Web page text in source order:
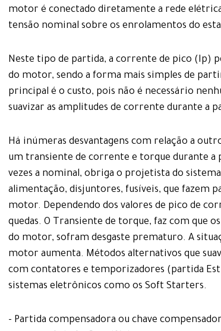
motor é conectado diretamente a rede
tensão nominal sobre os enrolamentos do
Neste tipo de partida, a corrente de pico (Ip)
do motor, sendo a forma mais simples de
principal é o custo, pois não é necessário
suavizar as amplitudes de corrente durante a
Há inúmeras desvantagens com relação a
um transiente de corrente e torque durante a
vezes a nominal, obriga o projetista do
alimentação, disjuntores, fusíveis, que fazem
motor. Dependendo dos valores de pico de
quedas. O Transiente de torque, faz com que
do motor, sofram desgaste prematuro. A
motor aumenta. Métodos alternativos que
com contatores e temporizadores (partida
sistemas eletrônicos como os Soft Starters.
- Partida compensadora ou chave